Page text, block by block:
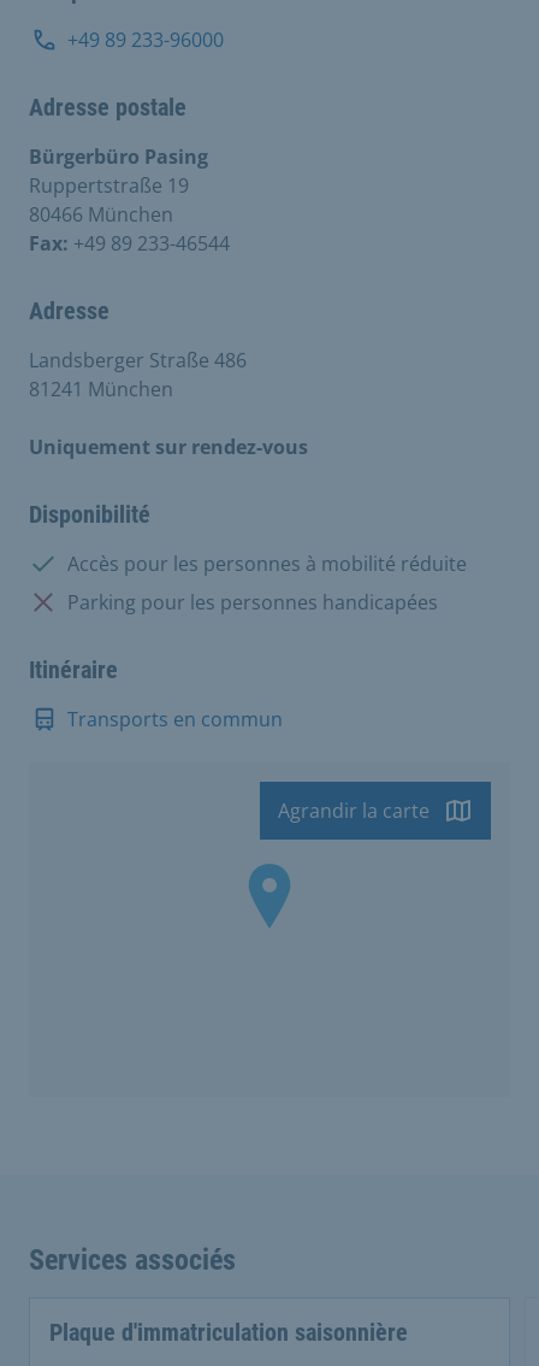
+49 89 233-96000
Adresse postale
Bürgerbüro Pasing
Ruppertstraße 19
80466 München
Fax: +49 89 233-46544
Adresse
Landsberger Straße 486
81241 München
Uniquement sur rendez-vous
Disponibilité
Disponible:
Accès pour les personnes à mobilité réduite
Non disponible:
Parking pour les personnes handicapées
Itinéraire
Transports en commun
Agrandir la carte
Services associés
Plaque d'immatriculation saisonnière